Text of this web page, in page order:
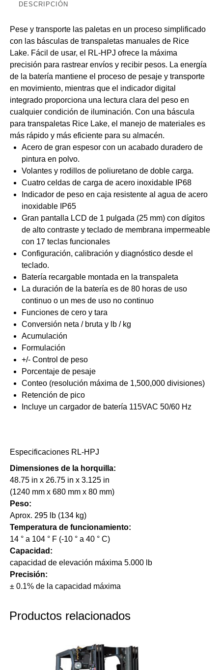
DESCRIPCIÓN
Pese y transporte las paletas en un proceso simplificado
con las básculas de transpaletas manuales de Rice
Lake. Fácil de usar, el RL-HPJ ofrece la máxima
precisión para rastrear envíos y recibir pesos. La energía
de la batería mantiene el proceso de pesaje y transporte
en movimiento, mientras que el indicador digital
integrado proporciona una lectura clara del peso en
cualquier condición de iluminación. Con una báscula
para transpaletas Rice Lake, el manejo de materiales es
más rápido y más eficiente para su almacén.
Acero de gran espesor con un acabado duradero de
pintura en polvo.
Volantes y rodillos de poliuretano de doble carga.
Cuatro celdas de carga de acero inoxidable IP68
Indicador de peso en caja resistente al agua de acero
inoxidable IP65
Gran pantalla LCD de 1 pulgada (25 mm) con dígitos
de alto contraste y teclado de membrana impermeable
con 17 teclas funcionales
Configuración, calibración y diagnóstico desde el
teclado.
Batería recargable montada en la transpaleta
La duración de la batería es de 80 horas de uso
continuo o un mes de uso no continuo
Funciones de cero y tara
Conversión neta / bruta y lb / kg
Acumulación
Formulación
+/- Control de peso
Porcentaje de pesaje
Conteo (resolución máxima de 1,500,000 divisiones)
Retención de pico
Incluye un cargador de batería 115VAC 50/60 Hz
Especificaciones RL-HPJ
Dimensiones de la horquilla:
48.75 in x 26.75 in x 3.125 in
(1240 mm x 680 mm x 80 mm)
Peso:
Aprox. 295 lb (134 kg)
Temperatura de funcionamiento:
14 ° a 104 ° F (-10 ° a 40 ° C)
Capacidad:
capacidad de elevación máxima 5.000 lb
Precisión:
± 0.1% de la capacidad máxima
Productos relacionados